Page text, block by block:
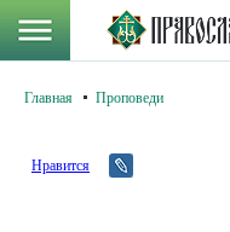
Главная Проповеди
Нравится